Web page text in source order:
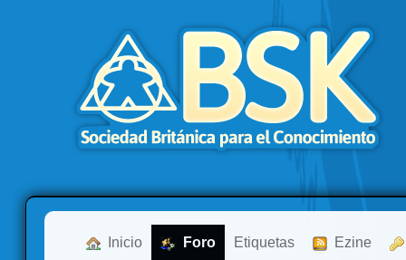
Inicio Foro Etiquetas Ezine